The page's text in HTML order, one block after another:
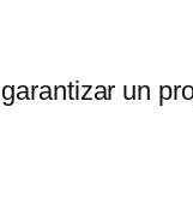
un